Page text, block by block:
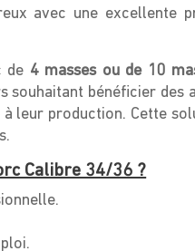
avec une excellente
de 4 masses ou de 10
bénéficier des
leur production. Cette
Calibre 34/36 ?